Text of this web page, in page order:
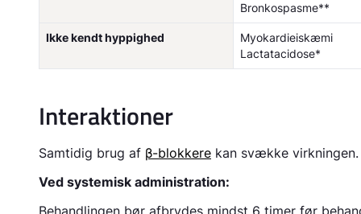
Bronkospasme**
Ikke kendt hyppighed
Myokardieiskæmi
Lactatacidose*
Interaktioner
Samtidig brug af β-blokkere kan svække virkningen.
Ved systemisk administration:
Behandlingen bør afbrydes mindst 6 timer før